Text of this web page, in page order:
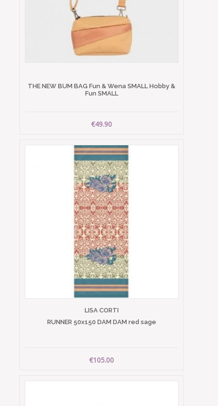
THE NEW BUM BAG Fun & Wena SMALL Hobby &
Fun SMALL
€49.90
LISA CORTI
RUNNER 50x150 DAM DAM red sage
€105.00